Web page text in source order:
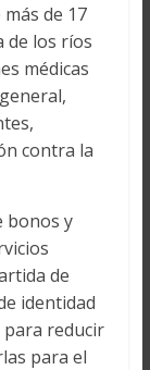
de 17
de los ríos
médicas
contra la
bonos y
de
identidad
reducir
para el